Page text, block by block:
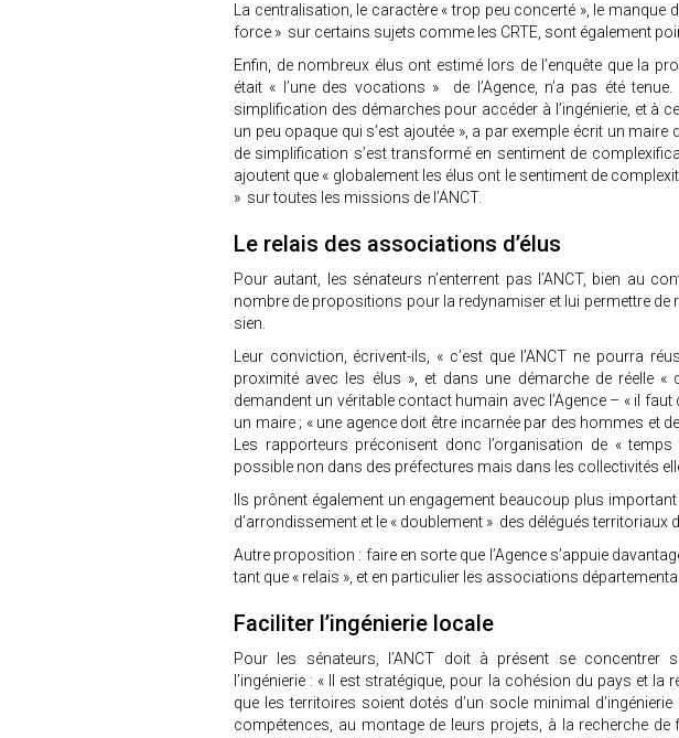
La centralisation, le caractère « trop peu concerté », le manque
force » sur certains sujets comme les CRTE, sont également
Enfin, de nombreux élus ont estimé lors de l’enquête que la
était « l’une des vocations » de l’Agence, n’a pas été
simplification des démarches pour accéder à l’ingénierie, et à
un peu opaque qui s’est ajoutée », a par exemple écrit un maire
de simplification s’est transformé en sentiment de
ajoutent que « globalement les élus ont le sentiment de
» sur toutes les missions de l’ANCT.
Le relais des associations d’élus
Pour autant, les sénateurs n’enterrent pas l’ANCT, bien au
nombre de propositions pour la redynamiser et lui permettre de
sien.
Leur conviction, écrivent-ils, « c’est que l’ANCT ne pourra
proximité avec les élus », et dans une démarche de réelle «
demandent un véritable contact humain avec l’Agence – « il
un maire ; « une agence doit être incarnée par des hommes et
Les rapporteurs préconisent donc l’organisation de «
possible non dans des préfectures mais dans les collectivités
Ils prônent également un engagement beaucoup plus
d’arrondissement et le « doublement » des délégués territoriaux
Autre proposition : faire en sorte que l’Agence s’appuie
tant que « relais », et en particulier les associations
Faciliter l’ingénierie locale
Pour les sénateurs, l’ANCT doit à présent se concentrer
l’ingénierie : « Il est stratégique, pour la cohésion du pays et la
que les territoires soient dotés d’un socle minimal d’ingénierie
compétences, au montage de leurs projets, à la recherche de